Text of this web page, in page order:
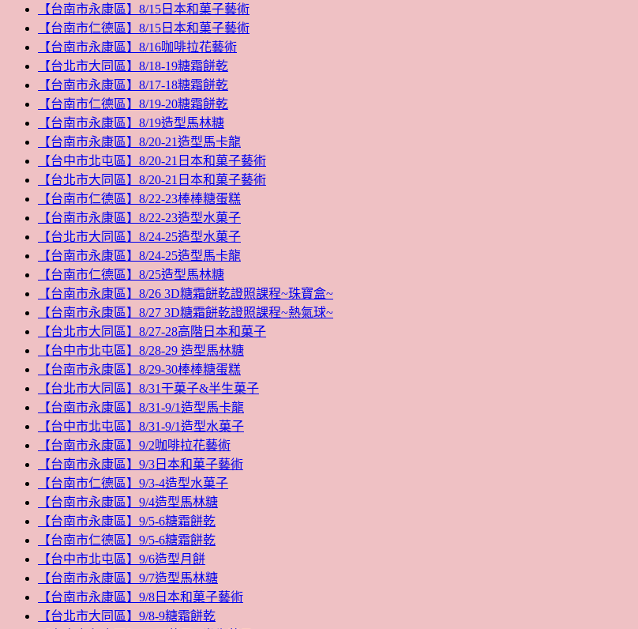
【台南市永康區】8/15日本和菓子藝術
【台南市仁德區】8/15日本和菓子藝術
【台南市永康區】8/16咖啡拉花藝術
【台北市大同區】8/18-19糖霜餅乾
【台南市永康區】8/17-18糖霜餅乾
【台南市仁德區】8/19-20糖霜餅乾
【台南市永康區】8/19造型馬林糖
【台南市永康區】8/20-21造型馬卡龍
【台中市北屯區】8/20-21日本和菓子藝術
【台北市大同區】8/20-21日本和菓子藝術
【台南市仁德區】8/22-23棒棒糖蛋糕
【台南市永康區】8/22-23造型水菓子
【台北市大同區】8/24-25造型水菓子
【台南市永康區】8/24-25造型馬卡龍
【台南市仁德區】8/25造型馬林糖
【台南市永康區】8/26 3D糖霜餅乾證照課程~珠寶盒~
【台南市永康區】8/27 3D糖霜餅乾證照課程~熱氣球~
【台北市大同區】8/27-28高階日本和菓子
【台中市北屯區】8/28-29 造型馬林糖
【台南市永康區】8/29-30棒棒糖蛋糕
【台北市大同區】8/31干菓子&半生菓子
【台南市永康區】8/31-9/1造型馬卡龍
【台中市北屯區】8/31-9/1造型水菓子
【台南市永康區】9/2咖啡拉花藝術
【台南市永康區】9/3日本和菓子藝術
【台南市仁德區】9/3-4造型水菓子
【台南市永康區】9/4造型馬林糖
【台南市永康區】9/5-6糖霜餅乾
【台南市仁德區】9/5-6糖霜餅乾
【台中市北屯區】9/6造型月餅
【台南市永康區】9/7造型馬林糖
【台南市永康區】9/8日本和菓子藝術
【台北市大同區】9/8-9糖霜餅乾